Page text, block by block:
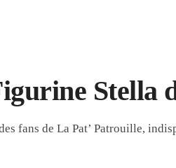
Stella
fans de La Pat’ Patrouille,